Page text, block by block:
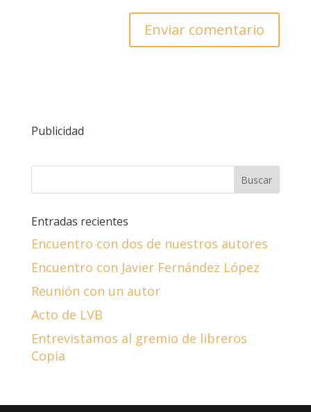
Publicidad
Entradas recientes
Encuentro con dos de nuestros autores
Encuentro con Javier Fernández López
Reunión con un autor
Acto de LVB
Entrevistamos al gremio de libreros
Copia